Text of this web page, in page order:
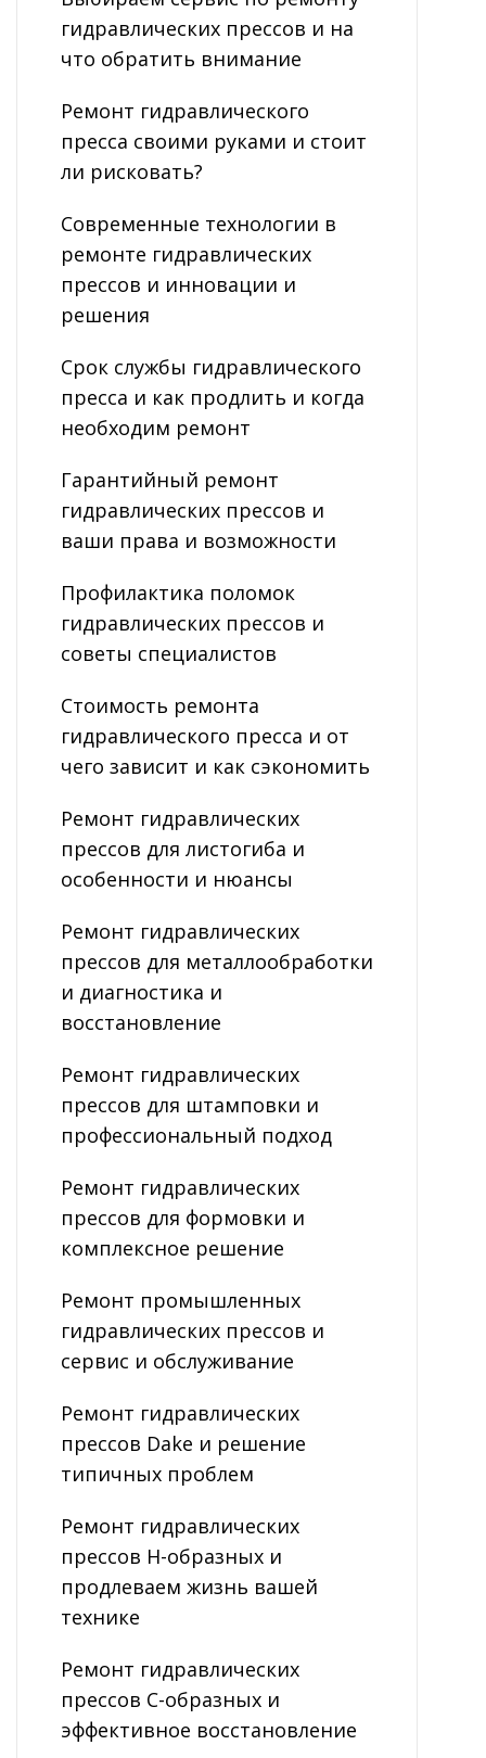
гидравлических прессов и на
что обратить внимание
Ремонт гидравлического
пресса своими руками и стоит
ли рисковать?
Современные технологии в
ремонте гидравлических
прессов и инновации и
решения
Срок службы гидравлического
пресса и как продлить и когда
необходим ремонт
Гарантийный ремонт
гидравлических прессов и
ваши права и возможности
Профилактика поломок
гидравлических прессов и
советы специалистов
Стоимость ремонта
гидравлического пресса и от
чего зависит и как сэкономить
Ремонт гидравлических
прессов для листогиба и
особенности и нюансы
Ремонт гидравлических
прессов для металлообработки
и диагностика и
восстановление
Ремонт гидравлических
прессов для штамповки и
профессиональный подход
Ремонт гидравлических
прессов для формовки и
комплексное решение
Ремонт промышленных
гидравлических прессов и
сервис и обслуживание
Ремонт гидравлических
прессов Dake и решение
типичных проблем
Ремонт гидравлических
прессов H-образных и
продлеваем жизнь вашей
технике
Ремонт гидравлических
прессов C-образных и
эффективное восстановление